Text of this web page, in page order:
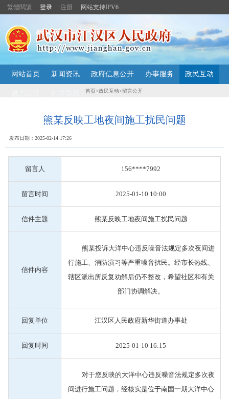
繁體閱讀 登录 注册 网站支持IPV6
网站首页 新闻资讯 政府信息公开 办事服务 政民互动
首页>政民互动>留言公开
熊某反映工地夜间施工扰民问题
发布日期：2025-02-14 17:26
留言人 156****7992
留言时间 2025-01-10 10:00
信件主题 熊某反映工地夜间施工扰民问题
信件内容
熊某投诉大洋中心违反噪音法规定多次夜间进
行施工、消防演习等严重噪音扰民。经市长热线、
辖区派出所反复劝解后仍不整改，希望社区和有关
部门协调解决。
回复单位 江汉区人民政府新华街道办事处
回复时间 2025-01-10 16:15
对于您反映的大洋中心违反噪音法规定多次夜
间进行施工问题，经核实是位于南国一期大洋中心